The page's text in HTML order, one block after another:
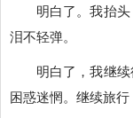
明白了。我抬
泪不轻弹。
明白了，我继
困惑迷惘。继续旅行